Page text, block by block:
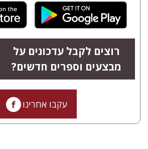
רוצים לקבל עדכונים על
מבצעים וספרים חדשים?
עקבו אחרינו